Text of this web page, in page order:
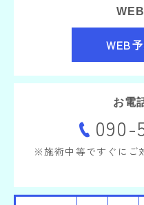
WEB
お電
090-
※施術中等ですぐにご